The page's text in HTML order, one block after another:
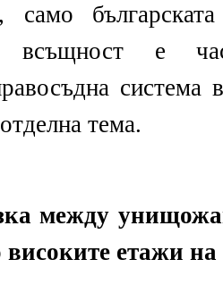
всъщност е
система
тема.
между
етажи на